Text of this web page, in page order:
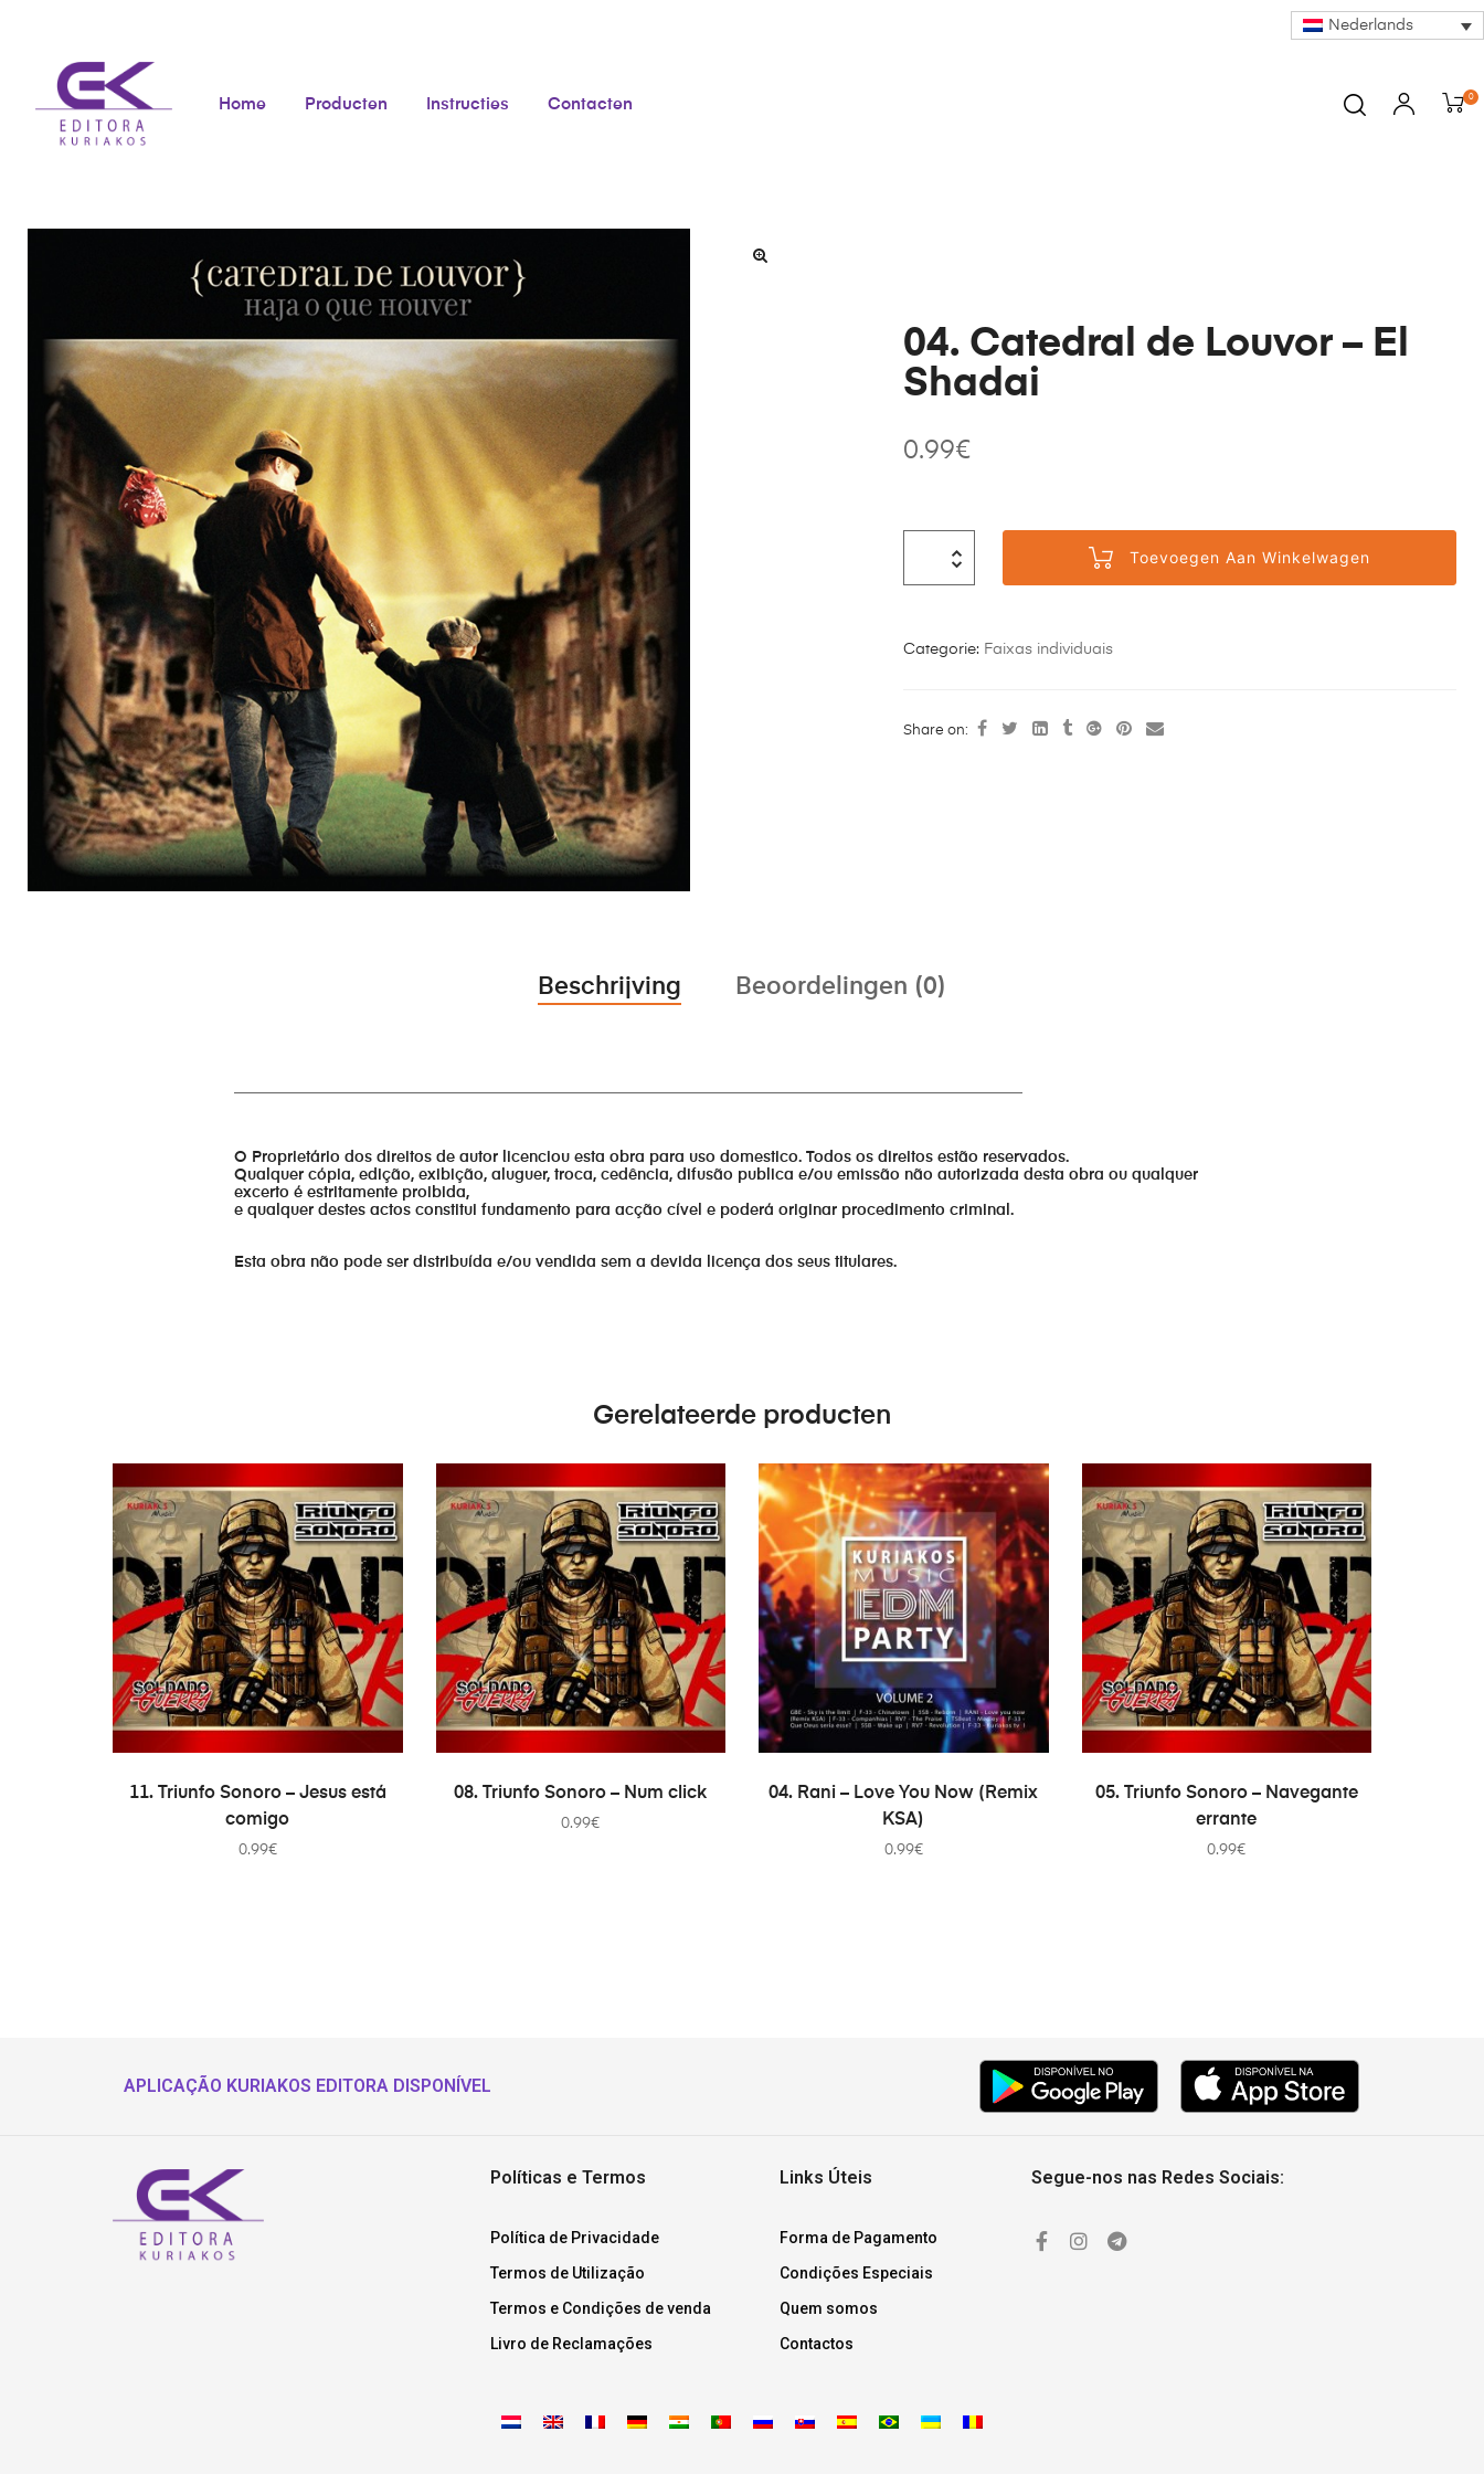
Nederlands
Home Producten Instructies Contacten 0
04. Catedral de Louvor – El
Shadai
0.99€
Toevoegen Aan Winkelwagen
Categorie: Faixas individuais
Share on:
Beschrijving Beoordelingen (0)
O Proprietário dos direitos de autor licenciou esta obra para uso domestico. Todos os direitos estão reservados.
Qualquer cópia, edição, exibição, aluguer, troca, cedência, difusão publica e/ou emissão não autorizada desta obra ou qualquer
excerto é estritamente proibida,
e qualquer destes actos constitui fundamento para acção cível e poderá originar procedimento criminal.
Esta obra não pode ser distribuída e/ou vendida sem a devida licença dos seus titulares.
Gerelateerde producten
TOEVOEGEN AAN WINKELWAGEN
11. Triunfo Sonoro – Jesus está
comigo
0.99€
TOEVOEGEN AAN WINKELWAGEN
08. Triunfo Sonoro – Num click
0.99€
TOEVOEGEN AAN WINKELWAGEN
04. Rani – Love You Now (Remix
KSA)
0.99€
TOEVOEGEN AAN WINKELWAGEN
05. Triunfo Sonoro – Navegante
errante
0.99€
APLICAÇÃO KURIAKOS EDITORA DISPONÍVEL
Políticas e Termos
Política de Privacidade
Termos de Utilização
Termos e Condições de venda
Livro de Reclamações
Links Úteis
Forma de Pagamento
Condições Especiais
Quem somos
Contactos
Segue-nos nas Redes Sociais: